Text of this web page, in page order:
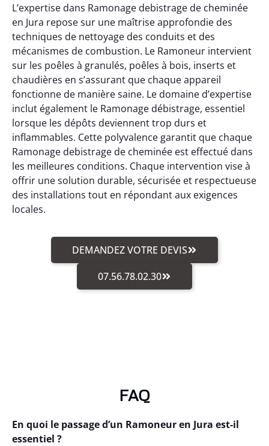
L’expertise dans Ramonage debistrage de cheminée
en Jura repose sur une maîtrise approfondie des
techniques de nettoyage des conduits et des
mécanismes de combustion. Le Ramoneur intervient
sur les poêles à granulés, poêles à bois, inserts et
chaudières en s’assurant que chaque appareil
fonctionne de manière saine. Le domaine d’expertise
inclut également le Ramonage débistrage, essentiel
lorsque les dépôts deviennent trop durs et
inflammables. Cette polyvalence garantit que chaque
Ramonage debistrage de cheminée est effectué dans
les meilleures conditions. Chaque intervention vise à
offrir une solution durable, sécurisée et respectueuse
des installations tout en répondant aux exigences
locales.
DEMANDEZ VOTRE DEVIS
07.56.78.02.30
FAQ
En quoi le passage d’un Ramoneur en Jura est-il
essentiel ?